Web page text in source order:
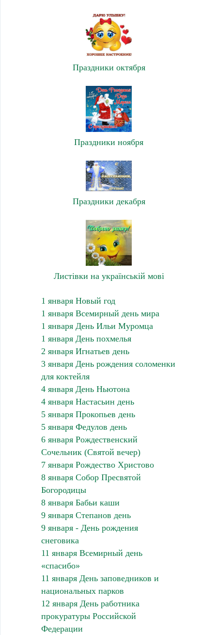
Праздники октября
Праздники ноября
Праздники декабря
Листівки на українській мові
1 января Новый год
1 января Всемирный день мира
1 января День Ильи Муромца
1 января День похмелья
2 января Игнатьев день
3 января День рождения соломенки
для коктейля
4 января День Ньютона
4 января Настасьин день
5 января Прокопьев день
5 января Федулов день
6 января Рождественский
Сочельник (Святой вечер)
7 января Рождество Христово
8 января Собор Пресвятой
Богородицы
8 января Бабьи каши
9 января Степанов день
9 января - День рождения
снеговика
11 января Всемирный день
«спасибо»
11 января День заповедников и
национальных парков
12 января День работника
прокуратуры Российской
Федерации